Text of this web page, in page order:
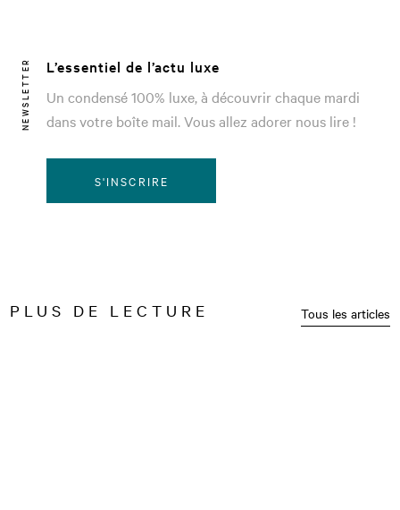
NEWSLETTER
L’essentiel de l’actu luxe
Un condensé 100% luxe, à découvrir chaque mardi
dans votre boîte mail. Vous allez adorer nous lire !
S'INSCRIRE
PLUS DE LECTURE Tous les articles